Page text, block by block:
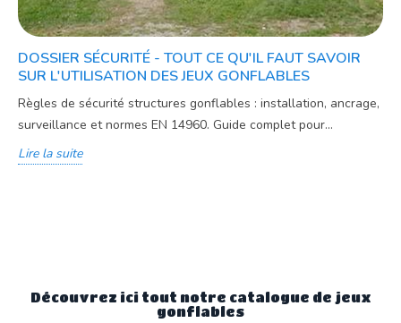
DOSSIER SÉCURITÉ - TOUT CE QU'IL FAUT SAVOIR
SUR L'UTILISATION DES JEUX GONFLABLES
Règles de sécurité structures gonflables : installation, ancrage,
surveillance et normes EN 14960. Guide complet pour...
Lire la suite
Découvrez ici tout notre catalogue de jeux
gonflables